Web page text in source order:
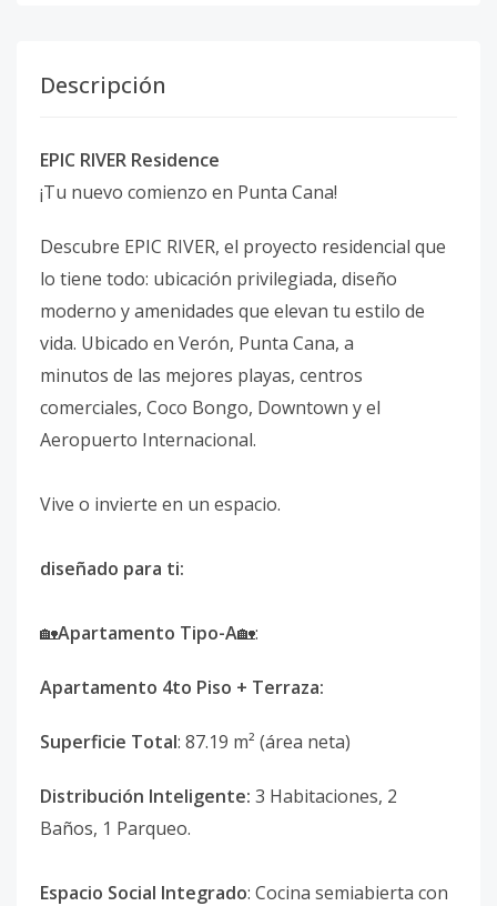
Descripción
EPIC RIVER Residence
¡Tu nuevo comienzo en Punta Cana!
Descubre EPIC RIVER, el proyecto residencial que
lo tiene todo: ubicación privilegiada, diseño
moderno y amenidades que elevan tu estilo de
vida. Ubicado en Verón, Punta Cana, a
minutos de las mejores playas, centros
comerciales, Coco Bongo, Downtown y el
Aeropuerto Internacional.
Vive o invierte en un espacio.
diseñado para ti:
🏡Apartamento Tipo-A🏡:
Apartamento 4to Piso + Terraza:
Superficie Total: 87.19 m² (área neta)
Distribución Inteligente: 3 Habitaciones, 2
Baños, 1 Parqueo.
Espacio Social Integrado: Cocina semiabierta con